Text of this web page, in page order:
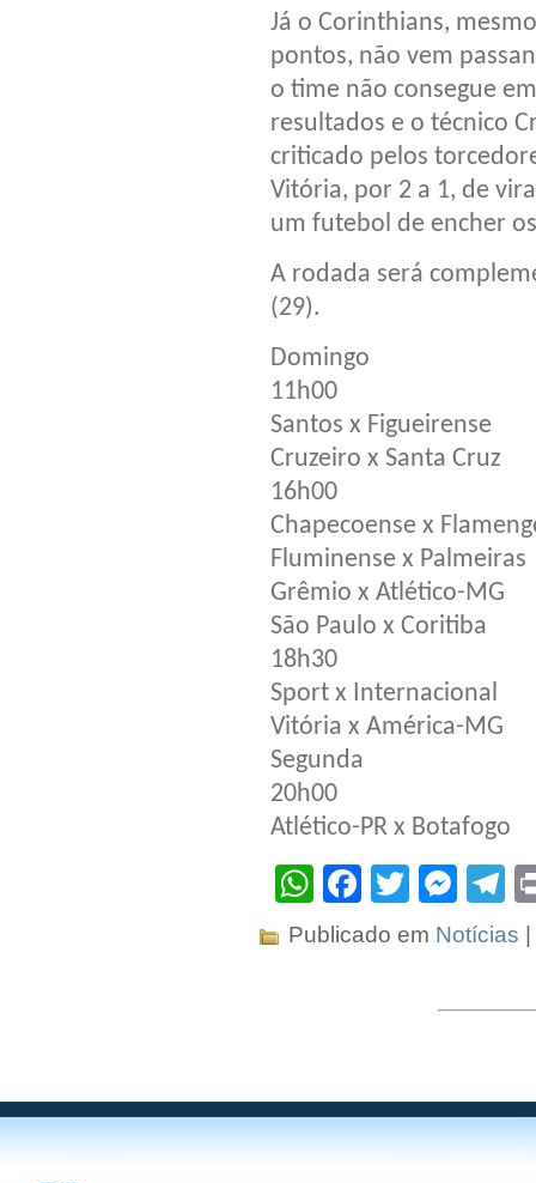
Já o Corinthians,
pontos, não vem
o time não consegue
resultados e o técnico
criticado pelos
Vitória, por 2 a 1, de
um futebol de encher
A rodada será
(29).
Domingo
11h00
Santos x Figueirense
Cruzeiro x Santa Cruz
16h00
Chapecoense x
Fluminense x Palmeiras
Grêmio x Atlético-MG
São Paulo x Coritiba
18h30
Sport x Internacional
Vitória x América-MG
Segunda
20h00
Atlético-PR x Botafogo
WhatsApp
Facebook
Twitter
Publicado em Notícias |